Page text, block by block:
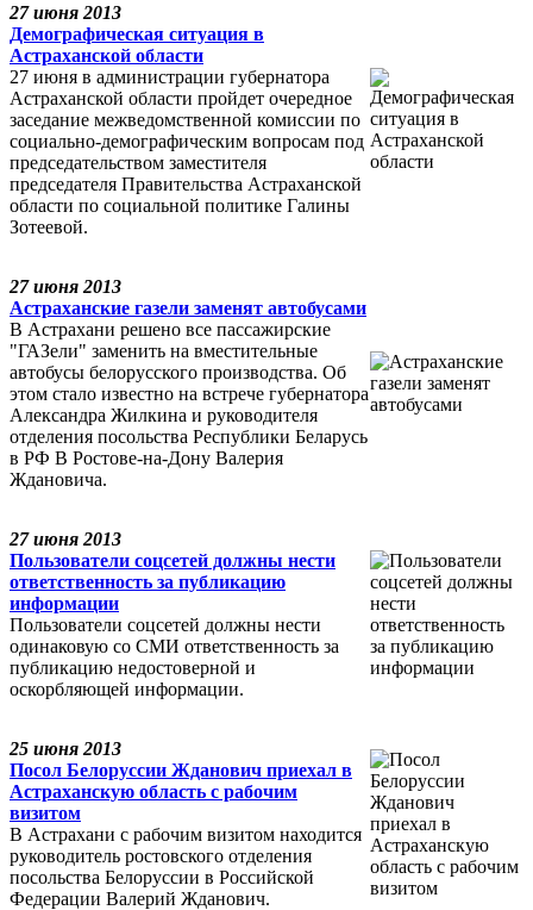
27 июня 2013
Демографическая ситуация в
Астраханской области
27 июня в администрации губернатора
Астраханской области пройдет очередное
заседание межведомственной комиссии по
социально-демографическим вопросам под
председательством заместителя
председателя Правительства Астраханской
области по социальной политике Галины
Зотеевой.
27 июня 2013
Астраханские газели заменят автобусами
В Астрахани решено все пассажирские
"ГАЗели" заменить на вместительные
автобусы белорусского производства. Об
этом стало известно на встрече губернатора
Александра Жилкина и руководителя
отделения посольства Республики Беларусь
в РФ В Ростове-на-Дону Валерия
Ждановича.
27 июня 2013
Пользователи соцсетей должны нести
ответственность за публикацию
информации
Пользователи соцсетей должны нести
одинаковую со СМИ ответственность за
публикацию недостоверной и
оскорбляющей информации.
25 июня 2013
Посол Белоруссии Жданович приехал в
Астраханскую область с рабочим
визитом
В Астрахани с рабочим визитом находится
руководитель ростовского отделения
посольства Белоруссии в Российской
Федерации Валерий Жданович.